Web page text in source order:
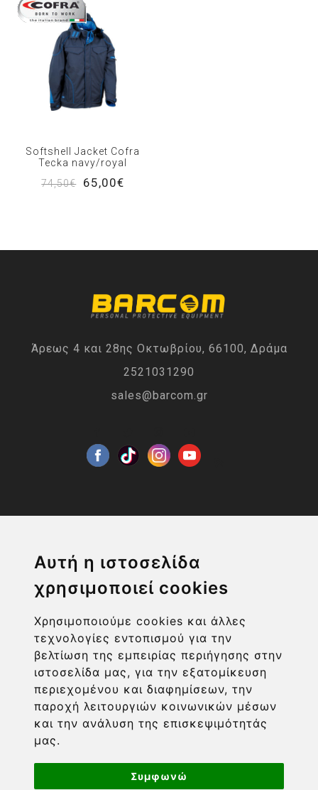
Αυτή η ιστοσελίδα
χρησιμοποιεί cookies
Χρησιμοποιούμε cookies και άλλες
τεχνολογίες εντοπισμού για την
βελτίωση της εμπειρίας περιήγησης στην
ιστοσελίδα μας, για την εξατομίκευση
περιεχομένου και διαφημίσεων, την
παροχή λειτουργιών κοινωνικών μέσων
και την ανάλυση της επισκεψιμότητάς
μας.
Συμφωνώ
Softshell Jacket Cofra
Tecka navy/royal
74,50€
65,00€
Άρεως 4 και 28ης Οκτωβρίου, 66100, Δράμα
2521031290
sales@barcom.gr
ΧΡΗΣΙΜΑ LINKS
ΠΛΗΡΟΦΟΡΙΕΣ ΧΡΗΣΤΗ